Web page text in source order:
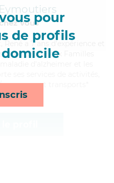
pour
de profils
domicile
Eymoutiers
Vous
René a 7 ans d'expérience et
De Vie aux Familles
et transports*